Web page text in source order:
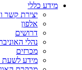
מידע כללי
יצירת קשר
אלפון
דרושים
נהלי
מכרזים
מידע לשעת